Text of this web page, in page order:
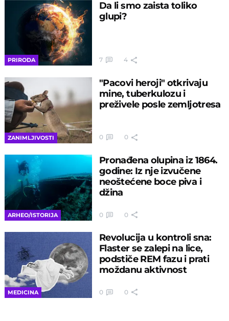
PRIRODA
Da li smo zaista toliko
glupi?
7 4
ZANIMLJIVOSTI
"Pacovi heroji" otkrivaju
mine, tuberkulozu i
preživele posle zemljotresa
0 0
ARHEO/ISTORIJA
Pronađena olupina iz 1864.
godine: Iz nje izvučene
neoštećene boce piva i
džina
0 0
MEDICINA
Revolucija u kontroli sna:
Flaster se zalepi na lice,
podstiče REM fazu i prati
moždanu aktivnost
0 0